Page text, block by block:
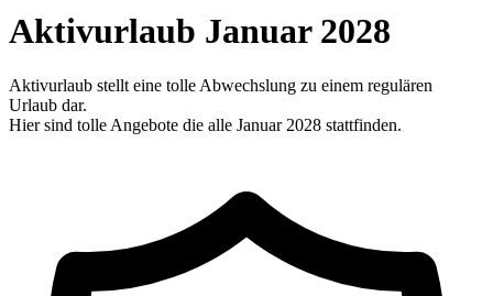
Aktivurlaub Januar 2028
Aktivurlaub stellt eine tolle Abwechslung zu einem regulären
Urlaub dar.
Hier sind tolle Angebote die alle Januar 2028 stattfinden.